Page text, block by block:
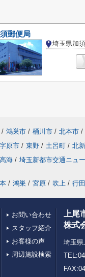
郵便局
埼玉県加
/ 鴻巣市 / 桶川市 / 北本市 /
原市 / 東野 / 土呂町 / 北
海 / 埼玉新都市交通ニュ
/ 鴻巣 / 宮原 / 吹上 / 行田
お問い合わせ
スタッフ紹介
お客様の声
周辺施設検索
上
株式
埼玉県